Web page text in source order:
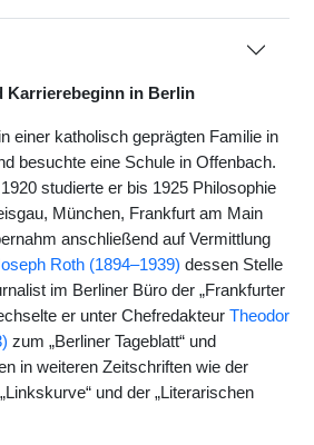
Karrierebeginn in Berlin
einer katholisch geprägten Familie in
besuchte eine Schule in Offenbach.
studierte er bis 1925 Philosophie
München, Frankfurt am Main
anschließend auf Vermittlung
Roth (1894–1939) dessen Stelle
im Berliner Büro der „Frankfurter
er unter Chefredakteur Theodor
zum „Berliner Tageblatt“ und
in weiteren Zeitschriften wie der
und der „Literarischen